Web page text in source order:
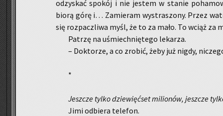
od­zy­skać spo­kój i nie je­stem w sta­nie
biorą górę i… Za­mie­ram wy­stra­szo­ny. Przez
się roz­pacz­li­wa myśl, że to za mało. To wciąż za
Pa­trzę na uśmiech­nię­te­go le­ka­rza.
– Dok­to­rze, a co zro­bić, żeby już nigdy,
*
Jesz­cze tylko dzie­więć­set mi­lio­nów, jesz­cze
Jimi od­bie­ra te­le­fon.